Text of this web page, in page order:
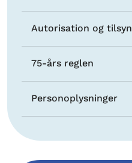
Autorisation og tilsyn
75-års reglen
Personoplysninger